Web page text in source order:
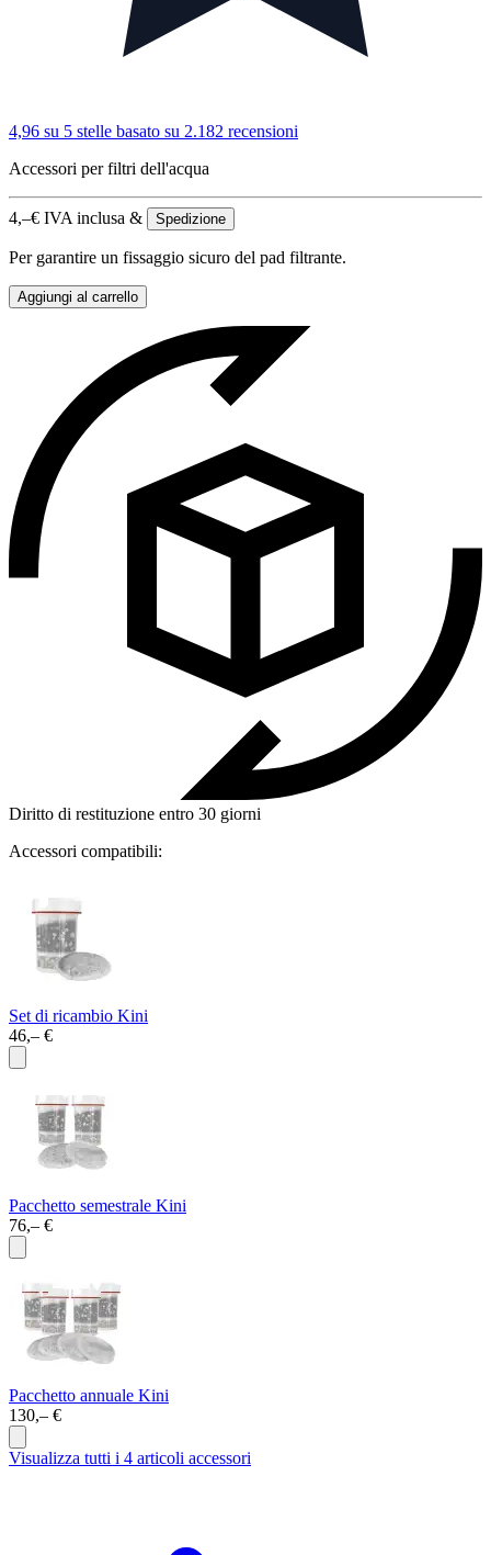
4,96 su 5 stelle basato su 2.182 recensioni
Accessori per filtri dell'acqua
4,–€ IVA inclusa & Spedizione
Per garantire un fissaggio sicuro del pad filtrante.
Aggiungi al carrello
Diritto di restituzione entro 30 giorni
Accessori compatibili:
Set di ricambio Kini
46,– €
Pacchetto semestrale Kini
76,– €
Pacchetto annuale Kini
130,– €
Visualizza tutti i 4 articoli accessori